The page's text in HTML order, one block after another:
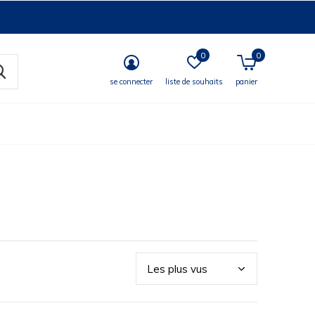
se connecter liste de souhaits
0
panier
0